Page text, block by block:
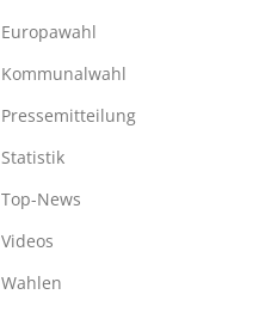
Europawahl
Kommunalwahl
Pressemitteilung
Statistik
Top-News
Videos
Wahlen